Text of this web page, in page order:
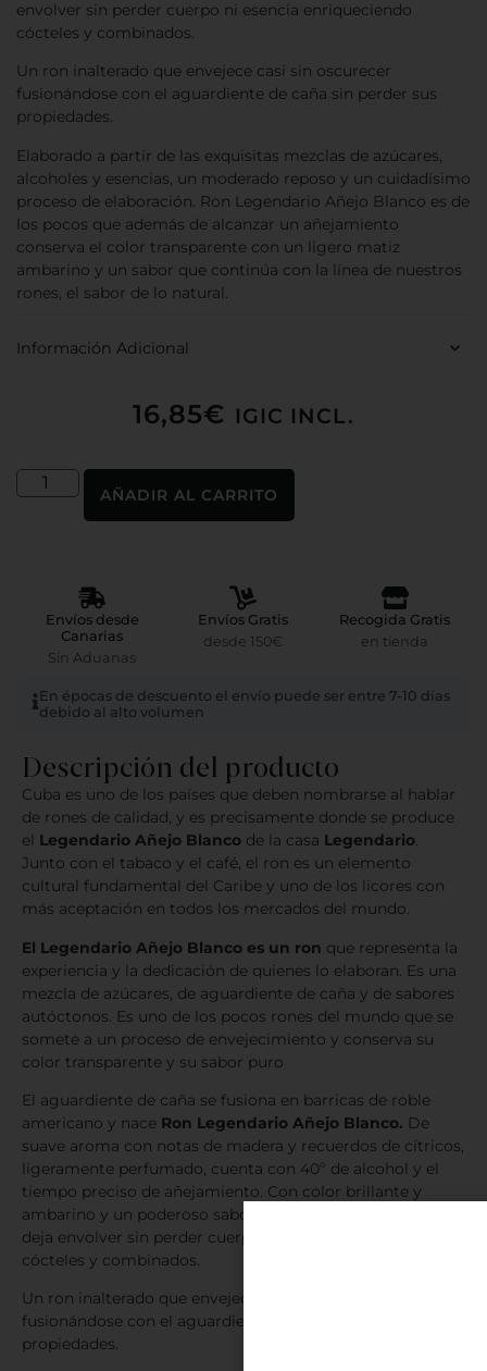
envolver sin perder cuerpo ni esencia enriqueciendo
cócteles y combinados.
Un ron inalterado que envejece casi sin oscurecer
fusionándose con el aguardiente de caña sin perder sus
propiedades.
Elaborado a partir de las exquisitas mezclas de azúcares,
alcoholes y esencias, un moderado reposo y un cuidadísimo
proceso de elaboración. Ron Legendario Añejo Blanco es de
los pocos que además de alcanzar un añejamiento
conserva el color transparente con un ligero matiz
ambarino y un sabor que continúa con la línea de nuestros
rones, el sabor de lo natural.
Información Adicional
16,85€ IGIC INCL.
AÑADIR AL CARRITO
Envíos desde
Canarias
Sin Aduanas
Envíos Gratis
desde 150€
Recogida Gratis
en tienda
En épocas de descuento el envío puede ser entre 7-10 días
debido al alto volumen
Descripción del producto
Cuba es uno de los países que deben nombrarse al hablar
de rones de calidad, y es precisamente donde se produce
el Legendario Añejo Blanco de la casa Legendario.
Junto con el tabaco y el café, el ron es un elemento
cultural fundamental del Caribe y uno de los licores con
más aceptación en todos los mercados del mundo.
El Legendario Añejo Blanco es un ron que representa la
experiencia y la dedicación de quienes lo elaboran. Es una
mezcla de azúcares, de aguardiente de caña y de sabores
autóctonos. Es uno de los pocos rones del mundo que se
somete a un proceso de envejecimiento y conserva su
color transparente y su sabor puro
El aguardiente de caña se fusiona en barricas de roble
americano y nace Ron Legendario Añejo Blanco. De
suave aroma con notas de madera y recuerdos de cítricos,
ligeramente perfumado, cuenta con 40º de alcohol y el
tiempo preciso de añejamiento. Con color brillante y
ambarino y un poderoso sabor intenso, limpio y terso,
deja envolver sin perder cuerpo ni esencia enriqueciendo
cócteles y combinados.
Un ron inalterado que envejece casi sin oscurecer
fusionándose con el aguardiente de caña sin perder sus
propiedades.